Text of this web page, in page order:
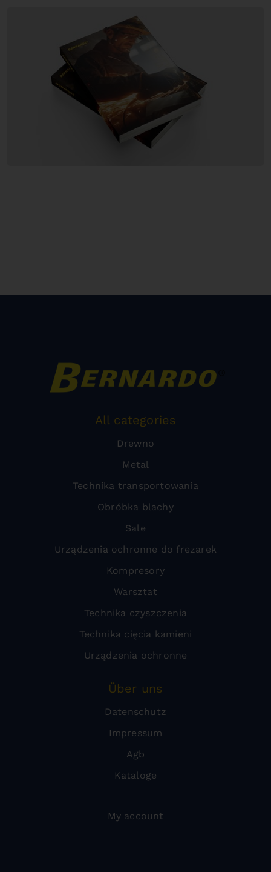
All categories
Drewno
Metal
Technika transportowania
Obróbka blachy
Sale
Urządzenia ochronne do frezarek
Kompresory
Warsztat
Technika czyszczenia
Technika cięcia kamieni
Urządzenia ochronne
Über uns
Datenschutz
Impressum
Agb
Kataloge
My account